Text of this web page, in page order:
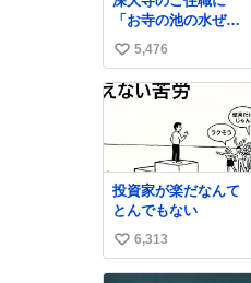
「お寺の池の水ぜん
ぶ抜いて掃除した
ら、 モネの池くらい
綺麗になったから見
てみて」 といわれ訪
池くらい綺麗でし
た。 蓮こそ咲いてな
いけど言いたいこと
わかります。 輝くエ
メラルドだ‼︎
iPhone16カメラで撮
影して無加工です。
い
い
ね
5,476
投資家が楽だなんて
とんでもない
い
い
6,313